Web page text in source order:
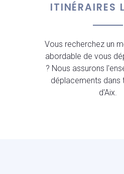
ITINÉRAIRES
Vous recherchez un
abordable de vous
? Nous assurons
déplacements dans
d'Aix.